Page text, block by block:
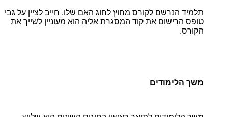
תלמיד הנרשם לקורס מחוץ לחוג האם שלו, חייב לציין על גבי
טופס הרישום את קוד המסגרת אליה הוא מעוניין לשייך את
הקורס.
משך הלימודים